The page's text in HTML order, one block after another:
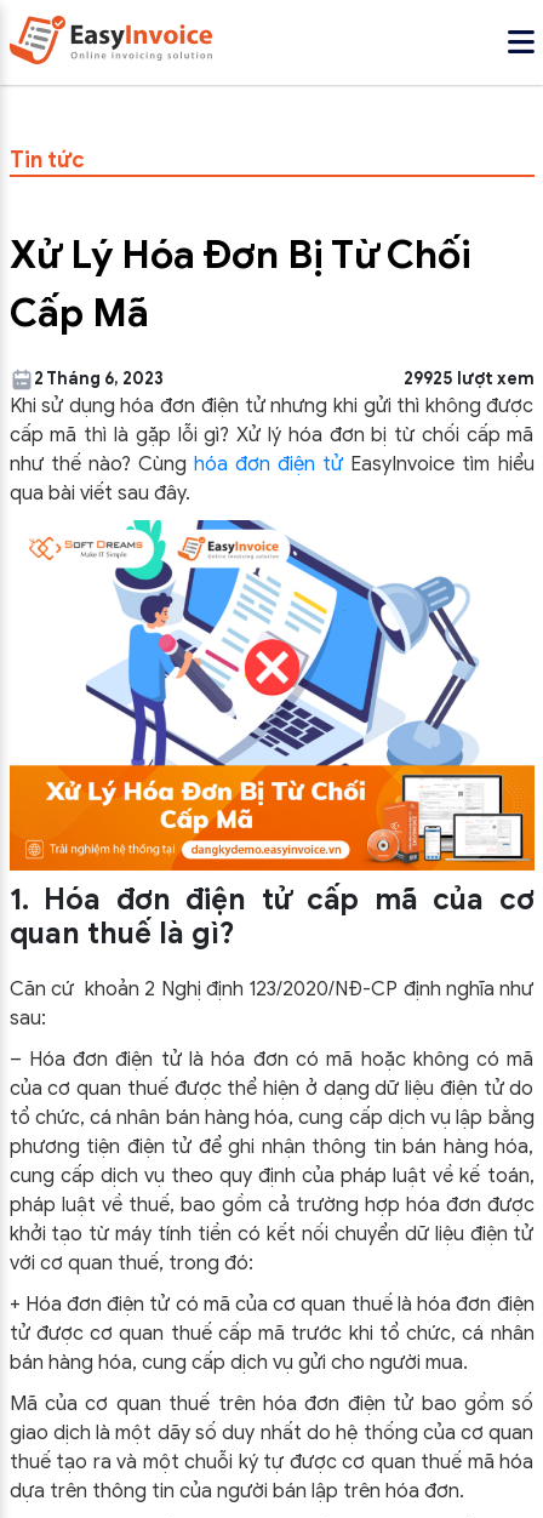
Tin tức
Xử Lý Hóa Đơn Bị Từ Chối
Cấp Mã
2 Tháng 6, 2023 29925 lượt xem
Khi sử dụng hóa đơn điện tử nhưng khi gửi thì không được
cấp mã thì là gặp lỗi gì? Xử lý hóa đơn bị từ chối cấp mã
như thế nào? Cùng hóa đơn điện tử EasyInvoice tìm hiểu
qua bài viết sau đây.
1. Hóa đơn điện tử cấp mã của cơ
quan thuế là gì?
Căn cứ khoản 2 Nghị định 123/2020/NĐ-CP định nghĩa như
sau:
– Hóa đơn điện tử là hóa đơn có mã hoặc không có mã
của cơ quan thuế được thể hiện ở dạng dữ liệu điện tử do
tổ chức, cá nhân bán hàng hóa, cung cấp dịch vụ lập bằng
phương tiện điện tử để ghi nhận thông tin bán hàng hóa,
cung cấp dịch vụ theo quy định của pháp luật về kế toán,
pháp luật về thuế, bao gồm cả trường hợp hóa đơn được
khởi tạo từ máy tính tiền có kết nối chuyển dữ liệu điện tử
với cơ quan thuế, trong đó:
+ Hóa đơn điện tử có mã của cơ quan thuế là hóa đơn điện
tử được cơ quan thuế cấp mã trước khi tổ chức, cá nhân
bán hàng hóa, cung cấp dịch vụ gửi cho người mua.
Mã của cơ quan thuế trên hóa đơn điện tử bao gồm số
giao dịch là một dãy số duy nhất do hệ thống của cơ quan
thuế tạo ra và một chuỗi ký tự được cơ quan thuế mã hóa
dựa trên thông tin của người bán lập trên hóa đơn.